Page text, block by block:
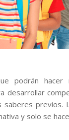
podrán hacer
desarrollar
saberes previos.
y solo se